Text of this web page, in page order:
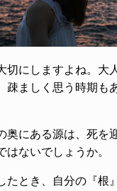
切にしますよね。大
疎ましく思う時期も
奥にある源は、死を
ないでしょうか。
たとき、自分の『根